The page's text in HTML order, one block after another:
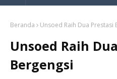
Beranda Unsoed Raih Dua Prestasi
Unsoed Raih
Bergengsi